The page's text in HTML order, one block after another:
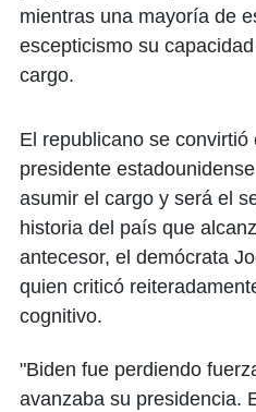
mientras una mayoría de
escepticismo su
cargo.
El republicano se convirtió
presidente
asumir el cargo y será el
historia del país que
antecesor, el demócrata
quien criticó
cognitivo.
"Biden fue perdiendo
avanzaba su presidencia.